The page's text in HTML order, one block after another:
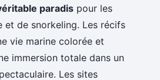
paradis pour les
et de snorkeling. Les récifs
vie marine colorée et
immersion totale dans un
Les sites